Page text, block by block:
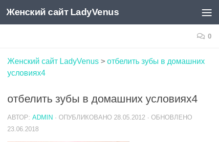
Skip to content
Женский сайт LadyVenus
0
Женский сайт LadyVenus > отбелить зубы в домашних
условиях4
отбелить зубы в домашних условиях4
АВТОР: ADMIN · ОПУБЛИКОВАНО 28.05.2012 · ОБНОВЛЕНО
23.06.2018